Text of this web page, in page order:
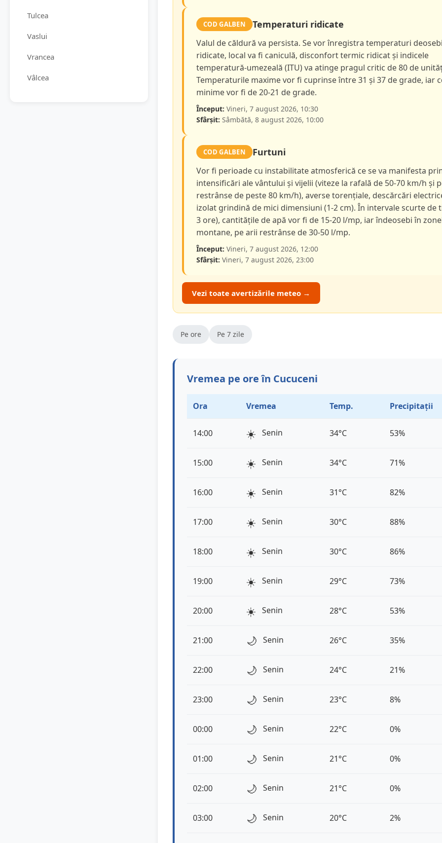
Tulcea
Vaslui
Vrancea
Vâlcea
COD GALBEN Temperaturi ridicate
Valul de căldură va persista. Se vor înregistra temperaturi
ridicate, local va fi caniculă, disconfort termic ridicat și indicele
temperatură-umezeală (ITU) va atinge pragul critic de 80 de
Temperaturile maxime vor fi cuprinse între 31 și 37 de grade, iar
minime vor fi de 20-21 de grade.
Început: Vineri, 7 august 2026, 10:30
Sfârșit: Sâmbătă, 8 august 2026, 10:00
COD GALBEN Furtuni
Vor fi perioade cu instabilitate atmosferică ce se va manifesta
intensificări ale vântului și vijelii (viteze la rafală de 50-70 km/h și
restrânse de peste 80 km/h), averse torențiale, descărcări
izolat grindină de mici dimensiuni (1-2 cm). În intervale scurte de
3 ore), cantitățile de apă vor fi de 15-20 l/mp, iar îndeosebi în
montane, pe arii restrânse de 30-50 l/mp.
Început: Vineri, 7 august 2026, 12:00
Sfârșit: Vineri, 7 august 2026, 23:00
Vezi toate avertizările meteo →
Pe ore Pe 7 zile
Vremea pe ore în Cucuceni
Ora Vremea Temp. Precipitații
14:00 ☀️ Senin 34°C 53%
15:00 ☀️ Senin 34°C 71%
16:00 ☀️ Senin 31°C 82%
17:00 ☀️ Senin 30°C 88%
18:00 ☀️ Senin 30°C 86%
19:00 ☀️ Senin 29°C 73%
20:00 ☀️ Senin 28°C 53%
21:00 🌙 Senin 26°C 35%
22:00 🌙 Senin 24°C 21%
23:00 🌙 Senin 23°C 8%
00:00 🌙 Senin 22°C 0%
01:00 🌙 Senin 21°C 0%
02:00 🌙 Senin 21°C 0%
03:00 🌙 Senin 20°C 2%